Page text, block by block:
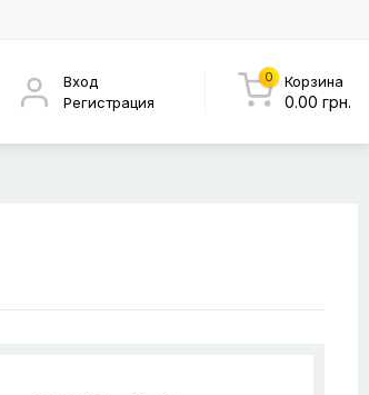
Вход
Регистрация
0 Корзина
0.00 грн.